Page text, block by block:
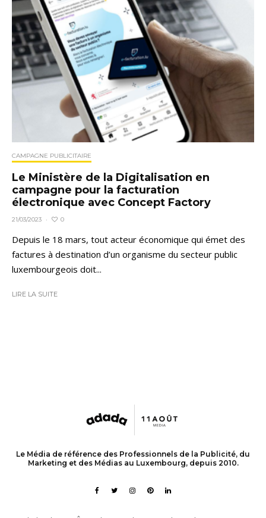
CAMPAGNE PUBLICITAIRE
Le Ministère de la Digitalisation en
campagne pour la facturation
électronique avec Concept Factory
21/03/2023 · 0
Depuis le 18 mars, tout acteur économique qui émet des
factures à destination d’un organisme du secteur public
luxembourgeois doit...
LIRE LA SUITE
Le Média de référence des Professionnels de la Publicité, du
Marketing et des Médias au Luxembourg, depuis 2010.